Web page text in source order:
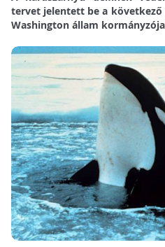
tervet jelentett be a következő
Washington állam